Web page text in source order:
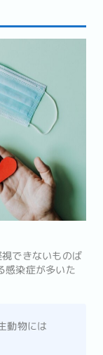
できないものば
感染症が多いた
動物には